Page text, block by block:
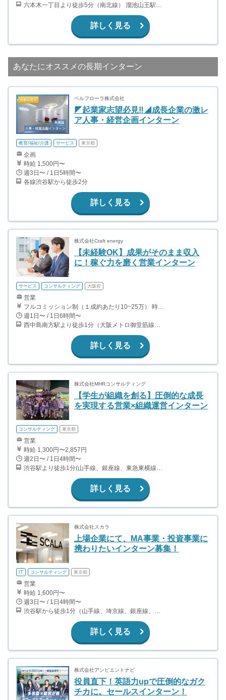
詳しく見る
あなたにオススメの長期インターン
ベルフローラ株式会社
◤起業家志望必見‼️◢成長企業の激レ
ア人事・経営企画インターン
教育/福祉/介護 サービス 東京都
企画
時給 1,500円〜
週3日〜 / 1日5時間〜
各線渋谷駅から徒歩2分
詳しく見る
株式会社Craft energy
【未経験OK】成果がそのまま収入
に！稼ぐ力を磨く営業インターン
サービス コンサルティング 大阪府
営業
フルコミッション制（１成約あたり10~25万） 時給換算で（2000円〜2500円）程度が目安となります。 月100万稼ぐ学生多数在籍しています。 ■収入例 〇入社1か月目（早稲田大学2年生） 役職：アポインター 月間1契約×10万円＝10万円 ＋交通費 〇入社3か月目（明治大学2年生） 役職：アポインター 月間2契約×13万円＝26万円 ＋交通費 〇入社6か月目（慶應義塾大学3年生） 役職：アポインター 月間5契約×15万円＝75万円 ＋交通費 〇入社15か月目（東京大学3年生） 役職：クローザー 月間3契約×25万=75万円 ＋交通費
週1日〜 / 1日6時間〜
西中島南方駅より徒歩1分（大阪メトロ御堂筋線） ￼ 南方駅より徒歩2分（阪急京都本線）
詳しく見る
株式会社MHRコンサルティング
【学生が組織を創る】圧倒的な成長
を実現する営業×組織運営インターン
コンサルティング 東京都
営業
時給 1,300円〜2,857円
週2日〜 / 1日4時間〜
渋谷駅より徒歩1分(山手線、銀座線、東急東横線、京王井の頭線ほか）
詳しく見る
株式会社スカラ
上場企業にて、MA事業・投資事業に
携わりたいインターン募集！
IT コンサルティング 東京都
営業
時給 1,600円〜
週3日〜 / 1日4時間〜
詳しく見る
株式会社アンビエントナビ
役員直下！英語力upで圧倒的なガク
チカに。セールスインターン！